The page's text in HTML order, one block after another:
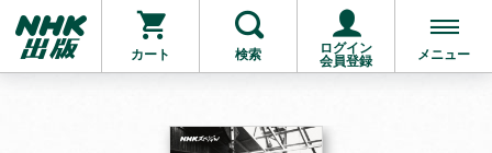
カート 検索
ログイン
会員登録
メニュー